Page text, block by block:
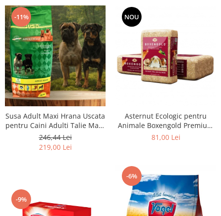
-11%
Susa Adult Maxi Hrana Uscata
pentru Caini Adulti Talie Mare
- 20kg
246,44 Lei
219,00 Lei
NOU
Asternut Ecologic pentru
Animale Boxengold Premium
Ecostreu 20kg
81,00 Lei
-9%
-6%